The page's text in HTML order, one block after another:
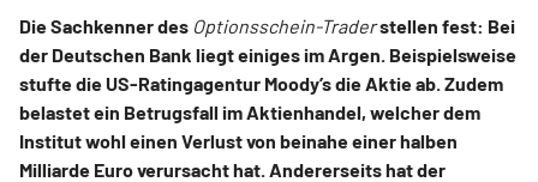
Die Sachkenner des Optionsschein-Traderstellen fest: Bei
der Deutschen Bank liegt einiges im Argen. Beispielsweise
stufte die US-Ratingagentur Moody’s die Aktie ab. Zudem
belastet ein Betrugsfall im Aktienhandel, welcher dem
Institut wohl einen Verlust von beinahe einer halben
Milliarde Euro verursacht hat. Andererseits hat der